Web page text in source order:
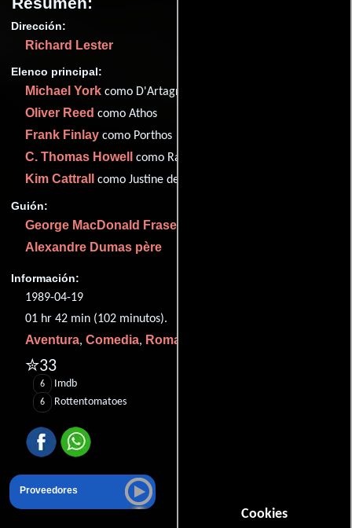
Cookies
Dirección:
Richard Lester
Elenco principal:
Michael York como D'Artagnan
Oliver Reed como Athos
Frank Finlay como Porthos
C. Thomas Howell como Raoul
Kim Cattrall como Justine de Winter
Guión:
George MacDonald Fraser
Alexandre Dumas père
Información:
1989-04-19
01 hr 42 min (102 minutos).
Aventura, Comedia, Romance
✮33
6 Imdb
6 Rottentomatoes
Proveedores